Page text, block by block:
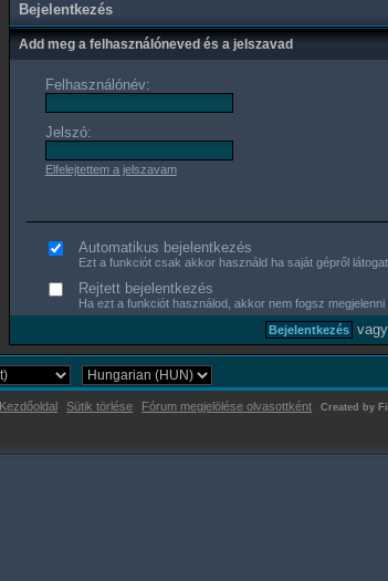
Bejelentkezés
Add meg a felhasználóneved és a jelszavad
Felhasználónév:
Jelszó:
Elfelejtettem a jelszavam
Automatikus bejelentkezés
Ezt a funkciót csak akkor használd ha saját gépről
Rejtett bejelentkezés
Ha ezt a funkciót használod, akkor nem fogsz
vagy
Kezdőoldal Sütik törlése Fórum megjelölése olvasottként Created by